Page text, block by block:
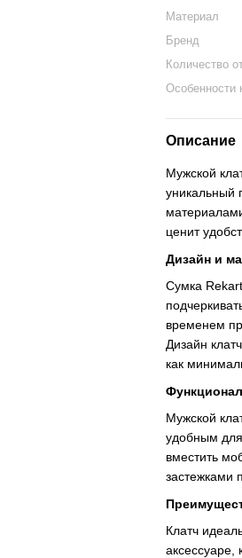
Материал
Бренд
Количество
Особенности
Описание
Мужской
уникальный
ценит
Дизайн и
Сумка
временем
Дизайн
как
Мужской
удобным
вместить
застежками
Клатч